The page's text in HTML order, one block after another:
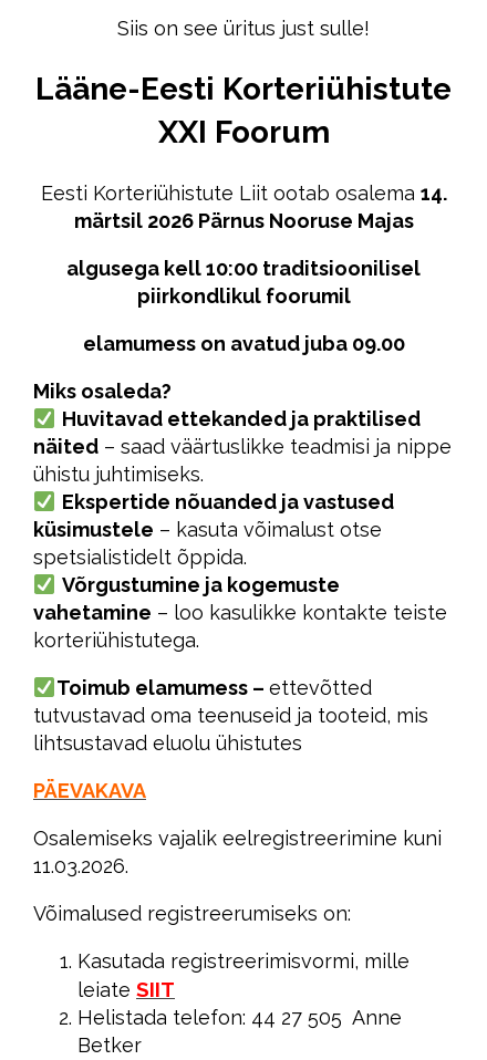
Siis on see üritus just sulle!
Lääne-Eesti Korteriühistute
XXI Foorum
Eesti Korteriühistute Liit ootab osalema 14.
märtsil 2026 Pärnus Nooruse Majas
algusega kell 10:00 traditsioonilisel
piirkondlikul foorumil
elamumess on avatud juba 09.00
Miks osaleda?
Huvitavad ettekanded ja praktilised
näited – saad väärtuslikke teadmisi ja nippe
ühistu juhtimiseks.
Ekspertide nõuanded ja vastused
küsimustele – kasuta võimalust otse
spetsialistidelt õppida.
Võrgustumine ja kogemuste
vahetamine – loo kasulikke kontakte teiste
korteriühistutega.
Toimub elamumess – ettevõtted
tutvustavad oma teenuseid ja tooteid, mis
lihtsustavad eluolu ühistutes
PÄEVAKAVA
Osalemiseks vajalik eelregistreerimine kuni
11.03.2026.
Võimalused registreerumiseks on:
Kasutada registreerimisvormi, mille
leiate SIIT
Helistada telefon: 44 27 505 Anne
Betker